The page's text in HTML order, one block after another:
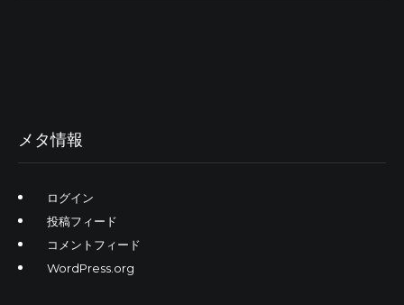
メタ情報
ログイン
投稿フィード
コメントフィード
WordPress.org